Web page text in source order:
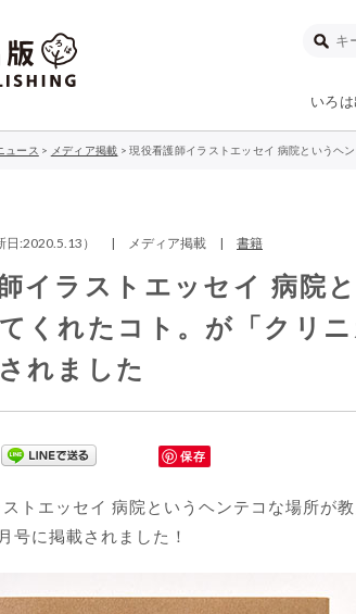
いろ
ュース > メディア掲載 >現役看護師イラストエッセイ 病院というヘ
新日:2020.5.13） | メディア掲載 | 書籍
イラストエッセイ 病院
くれたコト。が「クリ
れました
保存
トエッセイ 病院というヘンテコな場所が
号に掲載されました！